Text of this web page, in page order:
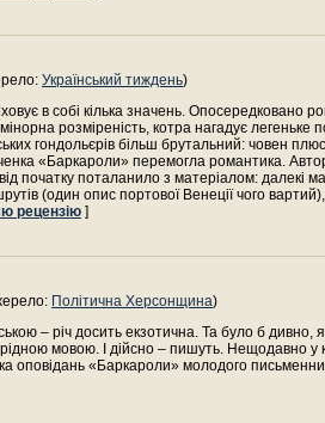
Український тиждень)
в собі кілька значень. Опосередковано
розміреність, котра нагадує легеньке
гондольєрів більш брутальний: човен
«Баркароли» перемогла романтика.
початку поталанило з матеріалом: далекі
(один опис портової Венеції чого
рецензію ]
Політична Херсонщина)
– річ досить екзотична. Та було б дивно,
мовою. І дійсно – пишуть. Нещодавно у
оповідань «Баркароли» молодого